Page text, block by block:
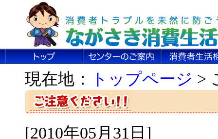
現在地： トップページ >
[2010年05月31日]